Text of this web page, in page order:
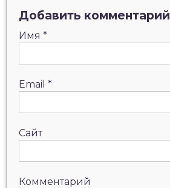
Добавить комментарий
Имя *
Email *
Сайт
Комментарий